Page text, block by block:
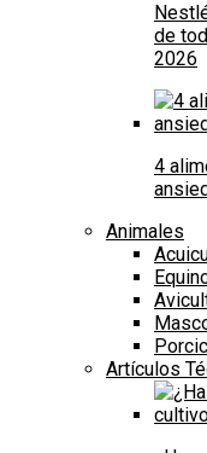
de
2026
4
Animales
Artículos